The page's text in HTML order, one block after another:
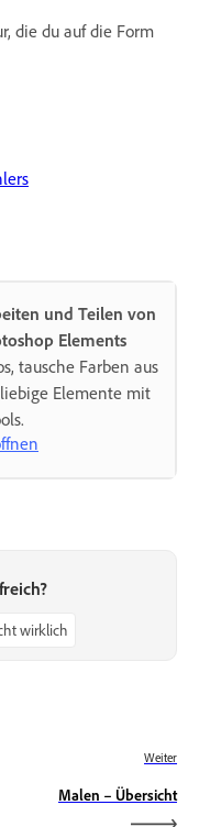
die du auf die Form
und Teilen von
Elements
tausche Farben aus
Elemente mit
wirklich
Weiter
Malen – Übersicht